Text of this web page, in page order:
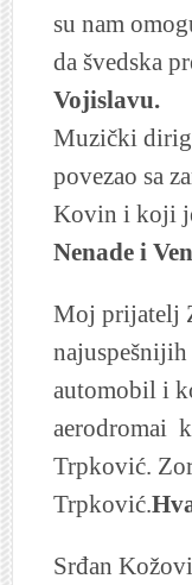
su nam
da švedska
Vojislavu.
Muzički
povezao sa
Kovin i koji
Nenade i
Moj prijatelj
automobil i
aerodromai
Trpković.
Trpković.
Srđan